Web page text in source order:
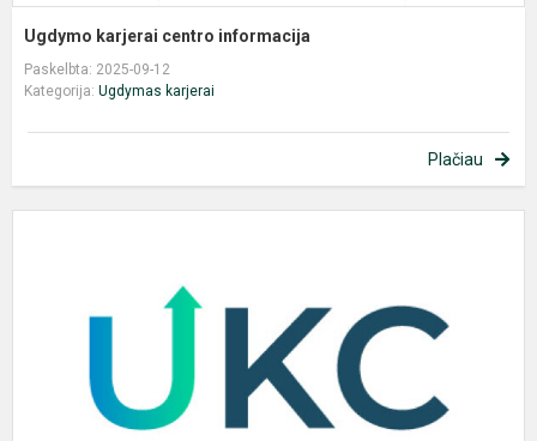
Ugdymo karjerai centro informacija
Paskelbta: 2025-09-12
Kategorija: Ugdymas karjerai
Plačiau